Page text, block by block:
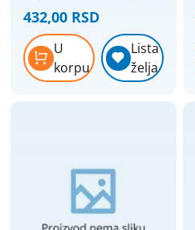
Lux Interio
432,00 RSD
U
korpu
Lista
želja